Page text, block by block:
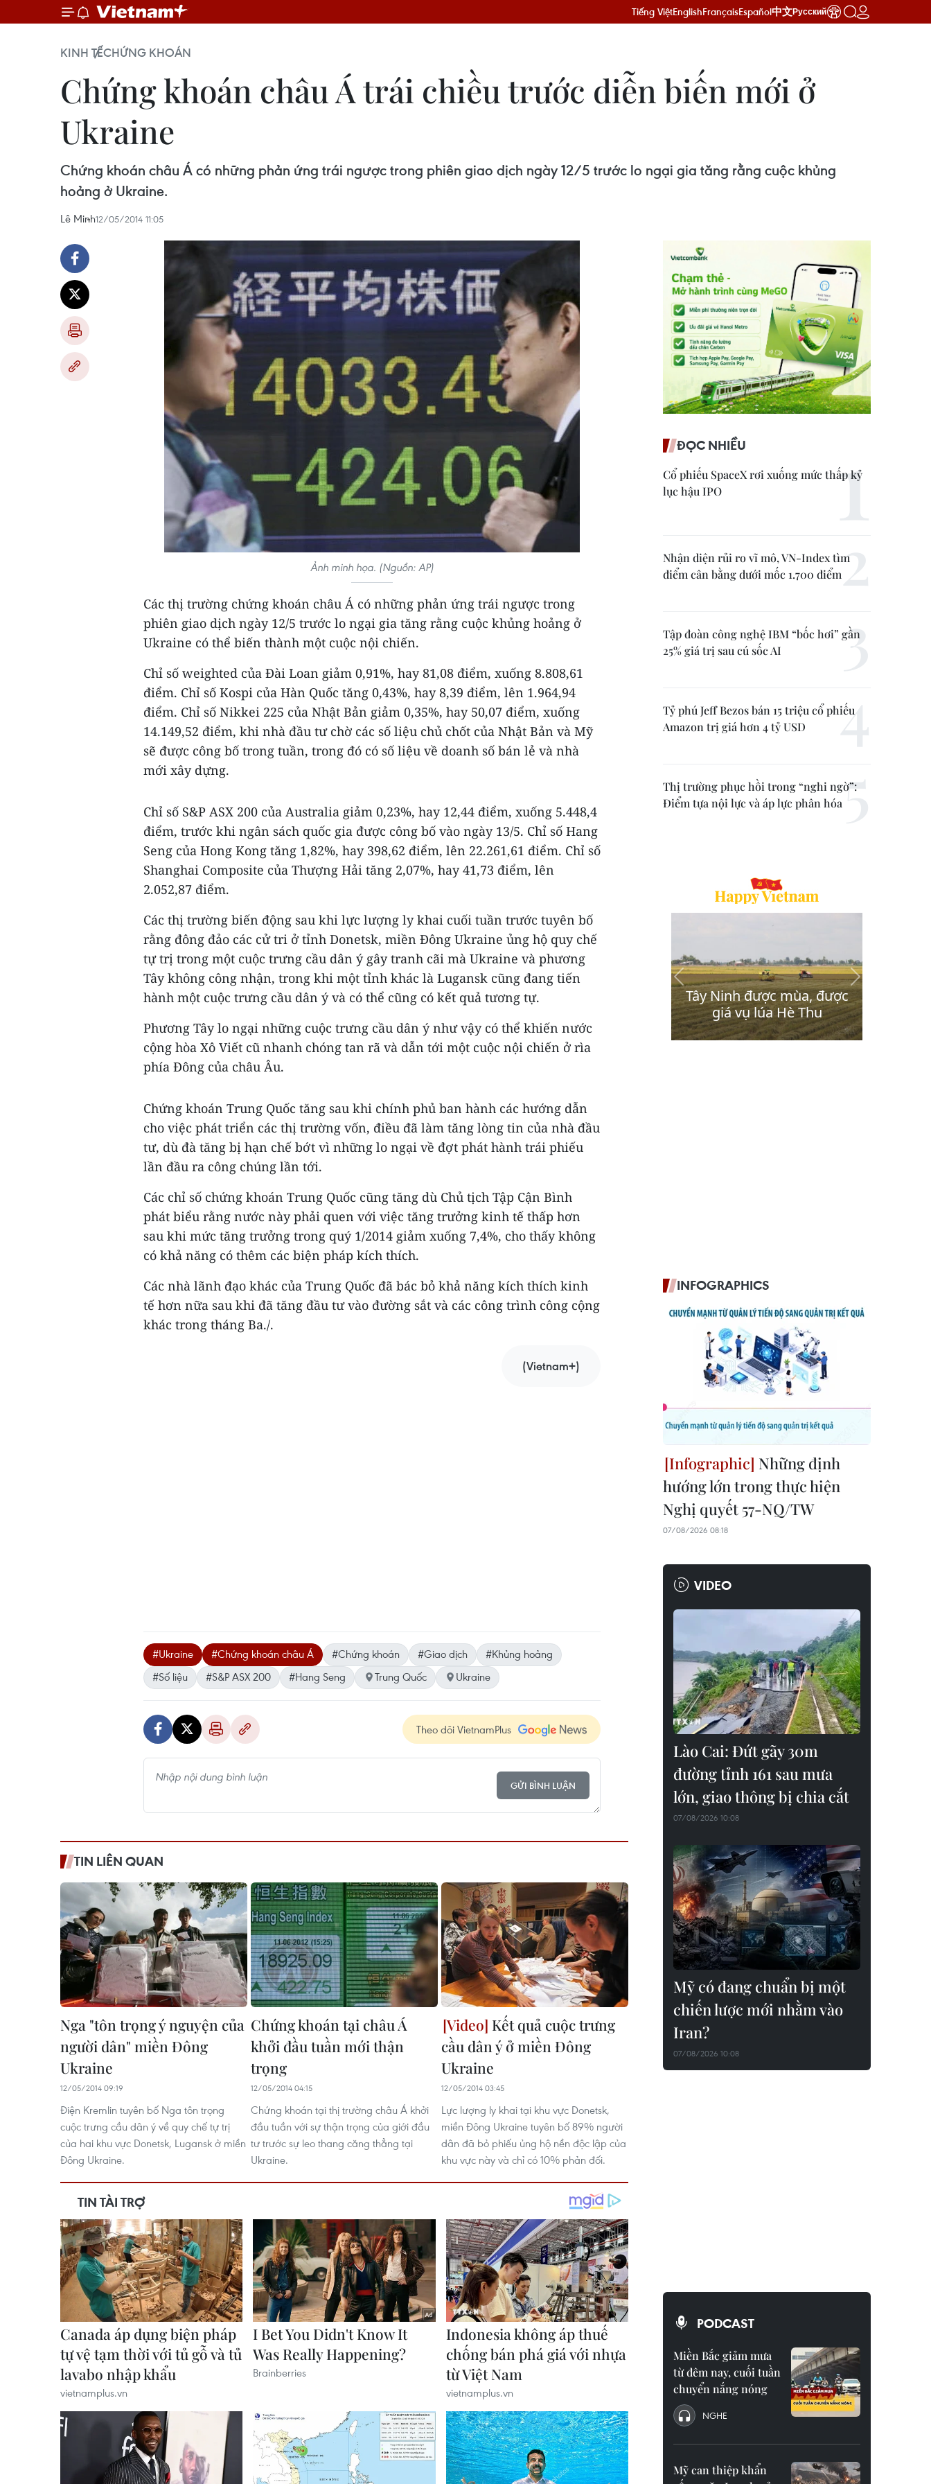
Tiếng ViệtEnglishFrançaisEspañol中文Русский
KINH TẾCHỨNG KHOÁN
Chứng khoán châu Á trái chiều trước diễn biến mới ở
Ukraine
Chứng khoán châu Á có những phản ứng trái ngược trong phiên giao dịch ngày 12/5 trước lo ngại gia tăng rằng cuộc khủng
hoảng ở Ukraine.
Lê Minh12/05/2014 11:05
Ảnh minh họa. (Nguồn: AP)
Các thị trường chứng khoán châu Á có những phản ứng trái ngược trong
phiên giao dịch ngày 12/5 trước lo ngại gia tăng rằng cuộc khủng hoảng ở
Ukraine có thể biến thành một cuộc nội chiến.
Chỉ số weighted của Đài Loan giảm 0,91%, hay 81,08 điểm, xuống 8.808,61
điểm. Chỉ số Kospi của Hàn Quốc tăng 0,43%, hay 8,39 điểm, lên 1.964,94
điểm. Chỉ số Nikkei 225 của Nhật Bản giảm 0,35%, hay 50,07 điểm, xuống
14.149,52 điểm, khi nhà đầu tư chờ các số liệu chủ chốt của Nhật Bản và Mỹ
sẽ được công bố trong tuần, trong đó có số liệu về doanh số bán lẻ và nhà
mới xây dựng.
Chỉ số S&P ASX 200 của Australia giảm 0,23%, hay 12,44 điểm, xuống 5.448,4
điểm, trước khi ngân sách quốc gia được công bố vào ngày 13/5. Chỉ số Hang
Seng của Hong Kong tăng 1,82%, hay 398,62 điểm, lên 22.261,61 điểm. Chỉ số
Shanghai Composite của Thượng Hải tăng 2,07%, hay 41,73 điểm, lên
2.052,87 điểm.
Các thị trường biến động sau khi lực lượng ly khai cuối tuần trước tuyên bố
rằng đông đảo các cử tri ở tỉnh Donetsk, miền Đông Ukraine ủng hộ quy chế
tự trị trong một cuộc trưng cầu dân ý gây tranh cãi mà Ukraine và phương
Tây không công nhận, trong khi một tỉnh khác là Lugansk cũng đang tiến
hành một cuộc trưng cầu dân ý và có thể cũng có kết quả tương tự.
Phương Tây lo ngại những cuộc trưng cầu dân ý như vậy có thể khiến nước
cộng hòa Xô Viết cũ nhanh chóng tan rã và dẫn tới một cuộc nội chiến ở rìa
phía Đông của châu Âu.
Chứng khoán Trung Quốc tăng sau khi chính phủ ban hành các hướng dẫn
cho việc phát triển các thị trường vốn, điều đã làm tăng lòng tin của nhà đầu
tư, dù đà tăng bị hạn chế bớt vì những lo ngại về đợt phát hành trái phiếu
lần đầu ra công chúng lần tới.
Các chỉ số chứng khoán Trung Quốc cũng tăng dù Chủ tịch Tập Cận Bình
phát biểu rằng nước này phải quen với việc tăng trưởng kinh tế thấp hơn
sau khi mức tăng trưởng trong quý 1/2014 giảm xuống 7,4%, cho thấy không
có khả năng có thêm các biện pháp kích thích.
Các nhà lãnh đạo khác của Trung Quốc đã bác bỏ khả năng kích thích kinh
tế hơn nữa sau khi đã tăng đầu tư vào đường sắt và các công trình công cộng
khác trong tháng Ba./.
(Vietnam+)
#Ukraine #Chứng khoán châu Á #Chứng khoán #Giao dịch
#Khủng hoảng
#Số liệu
#S&P ASX 200 #Hang Seng Trung Quốc Ukraine
Theo dõi VietnamPlus
GỬI BÌNH LUẬN
TIN LIÊN QUAN
Nga "tôn trọng ý nguyện của
người dân" miền Đông
Ukraine
12/05/2014 09:19
Điện Kremlin tuyên bố Nga tôn trọng
cuộc trưng cầu dân ý về quy chế tự trị
của hai khu vực Donetsk, Lugansk ở miền
Đông Ukraine.
Chứng khoán tại châu Á
khởi đầu tuần mới thận
trọng
12/05/2014 04:15
Chứng khoán tại thị trường châu Á khởi
đầu tuần với sự thận trọng của giới đầu
tư trước sự leo thang căng thẳng tại
Ukraine.
Kết quả cuộc trưng
cầu dân ý ở miền Đông
Ukraine
12/05/2014 03:45
Lực lượng ly khai tại khu vực Donetsk,
miền Đông Ukraine tuyên bố 89% người
dân đã bỏ phiếu ủng hộ nền độc lập của
khu vực này và chỉ có 10% phản đối.
ĐỌC NHIỀU
Cổ phiếu SpaceX rơi xuống mức thấp kỷ
lục hậu IPO
Nhận diện rủi ro vĩ mô, VN-Index tìm
điểm cân bằng dưới mốc 1.700 điểm
Tập đoàn công nghệ IBM “bốc hơi” gần
25% giá trị sau cú sốc AI
Tỷ phú Jeff Bezos bán 15 triệu cổ phiếu
Amazon trị giá hơn 4 tỷ USD
Thị trường phục hồi trong “nghi ngờ”:
Điểm tựa nội lực và áp lực phân hóa
INFOGRAPHICS
Những định
hướng lớn trong thực hiện
Nghị quyết 57-NQ/TW
07/08/2026 08:18
VIDEO
Lào Cai: Đứt gãy 30m
đường tỉnh 161 sau mưa
lớn, giao thông bị chia cắt
07/08/2026 10:08
Mỹ có đang chuẩn bị một
chiến lược mới nhằm vào
Iran?
07/08/2026 10:08
PODCAST
Miền Bắc giảm mưa
từ đêm nay, cuối tuần
chuyển nắng nóng
NGHE
Mỹ can thiệp khẩn